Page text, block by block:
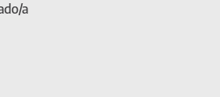
a